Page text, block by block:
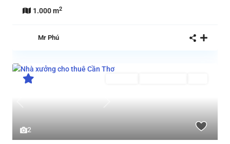
1.000 m2
Mr Phú
2
Previous Next